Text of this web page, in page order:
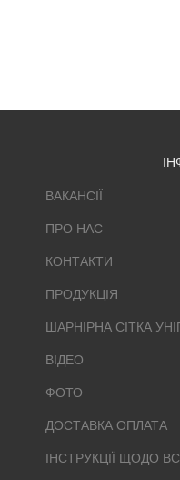
ВАКАНСІЇ
ПРО НАС
КОНТАКТИ
ПРОДУКЦІЯ
ШАРНІРНА СІТКА
ВІДЕО
ФОТО
ДОСТАВКА ОПЛАТА
ІНСТРУКЦІЇ ЩОДО